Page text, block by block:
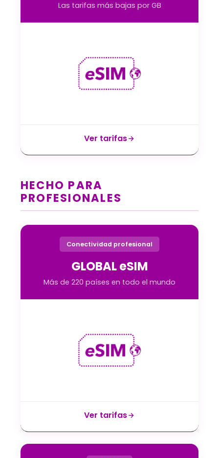
Las tarifas más bajas por GB
Ver tarifas
HECHO PARA
PROFESIONALES
Conectividad profesional
GLOBAL eSIM
Más de 220 países en todo el mundo
Ver tarifas